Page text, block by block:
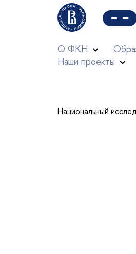
О ФКН
Наши проекты
Национальный